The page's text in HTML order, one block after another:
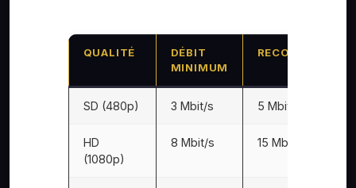
QUALITÉ
DÉBIT
MINIMUM
RECOMMANDÉ
SD (480p) 3 Mbit/s 5 Mbit/s
HD
(1080p)
8 Mbit/s 15 Mbit/s